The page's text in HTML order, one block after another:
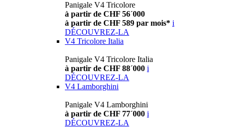
Panigale V4 Tricolore
à partir de CHF 56´000
à partir de CHF 589 par mois* i
DÉCOUVREZ-LA
V4 Tricolore Italia
Panigale V4 Tricolore Italia
à partir de CHF 88´000 i
DÉCOUVREZ-LA
V4 Lamborghini
Panigale V4 Lamborghini
à partir de CHF 77´000 i
DÉCOUVREZ-LA